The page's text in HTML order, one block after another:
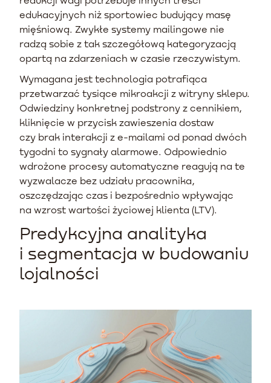
edukacyjnych niż sportowiec budujący masę
mięśniową. Zwykłe systemy mailingowe nie
radzą sobie z tak szczegółową kategoryzacją
opartą na zdarzeniach w czasie rzeczywistym.
Wymagana jest technologia potrafiąca
przetwarzać tysiące mikroakcji z witryny sklepu.
Odwiedziny konkretnej podstrony z cennikiem,
kliknięcie w przycisk zawieszenia dostaw
czy brak interakcji z e-mailami od ponad dwóch
tygodni to sygnały alarmowe. Odpowiednio
wdrożone procesy automatyczne reagują na te
wyzwalacze bez udziału pracownika,
oszczędzając czas i bezpośrednio wpływając
na wzrost wartości życiowej klienta (LTV).
Predykcyjna analityka
i segmentacja w budowaniu
lojalności